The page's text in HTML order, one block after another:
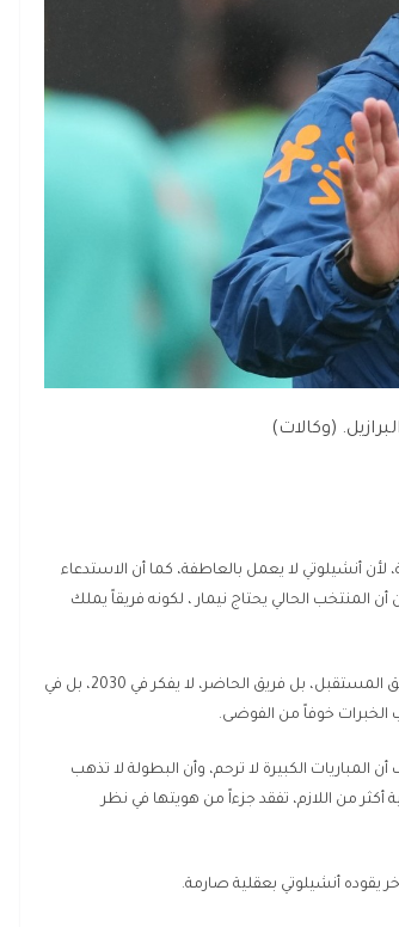
(وكالات)
لأن أنشيلوتي لا يعمل بالعاطفة، كما أن الاستدعاء
المنتخب الحالي يحتاج نيمار ، لكونه فريقاً يملك
استبعاد بعض الأسماء الشابة لم يكن تفصيلاً صغيراً، لكون أنشيلوتي لا يبني فريق المستقبل، بل فريق الحاضر، لا يفكر في 2030، بل في
الخبرات خوفاً من الفوضى.
المباريات الكبيرة لا ترحم، وأن البطولة لا تذهب
أكثر من اللازم، تفقد جزءاً من هويتها في نظر
يقوده أنشيلوتي بعقلية صارمة.